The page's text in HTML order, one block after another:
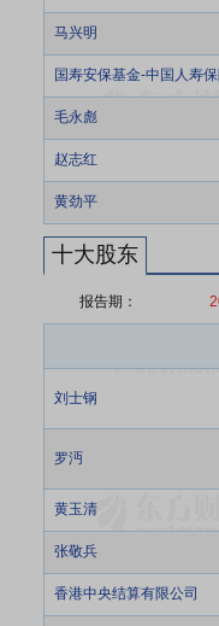
马兴明
国寿安保基金-中国人寿
毛永彪
赵志红
黄劲平
十大股东
报告期：
刘士钢
罗沔
黄玉清
张敬兵
香港中央结算有限公司